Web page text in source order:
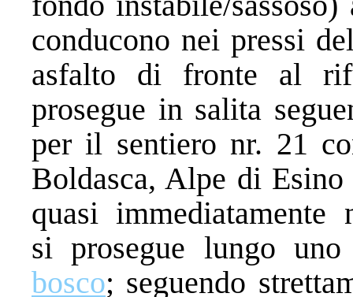
conducono nei pressi
asfalto di fronte al
prosegue in salita
per il sentiero nr. 21
Boldasca, Alpe di
quasi
si prosegue lungo
bosco; seguendo